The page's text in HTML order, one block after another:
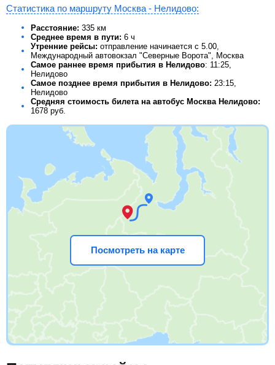
Статистика по маршруту Москва - Нелидово:
Расстояние: 335 км
Среднее время в пути: 6 ч
Утренние рейсы: отправление начинается с 5.00,
Международный автовокзал "Северные Ворота", Москва
Самое раннее время прибытия в Нелидово: 11:25,
Нелидово
Самое позднее время прибытия в Нелидово: 23:15,
Нелидово
Средняя стоимость билета на автобус Москва Нелидово:
1678 руб.
Посмотреть на карте